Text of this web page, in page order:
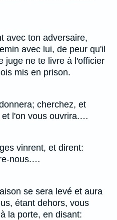
avec ton adversaire,
avec lui, de peur qu'il
juge ne te livre à l'officier
mis en prison.
cherchez, et
l'on vous ouvrira.…
vinrent, et dirent:
nous.…
se sera levé et aura
étant dehors, vous
la porte, en disant: